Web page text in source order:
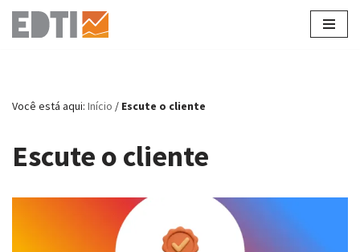
Pular
conteúdo
Você está aqui: Início / Escute o cliente
Escute o cliente